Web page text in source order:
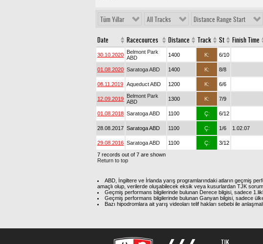
Tüm Yıllar All Tracks Distance Range Start
Date Racecources Distance Track St Finish Time
30.10.2020 Belmont Park
ABD
1400 K: 6/10
01.08.2020 Saratoga ABD 1400 K: 8/8
08.11.2019 Aqueduct ABD 1200 K: 6/6
12.09.2019 Belmont Park
ABD
1300 K: 7/9
01.08.2018 Saratoga ABD 1100 Ç: 6/12
28.08.2017 Saratoga ABD 1100 Ç: 1/6 1.02.07
29.08.2016 Saratoga ABD 1100 Ç: 3/12
7 records out of 7 are shown
Return to top
ABD, İngiltere ve İrlanda yarış programlarındaki atların geçmiş
amaçlı olup, verilerde oluşabilecek eksik veya kusurlardan TJK
Geçmiş performans bilgilerinde bulunan Derece bilgisi, sadece
Geçmiş performans bilgilerinde bulunan Ganyan bilgisi, sadece
Bazı hipodromlara ait yarış videoları telif hakları sebebi ile